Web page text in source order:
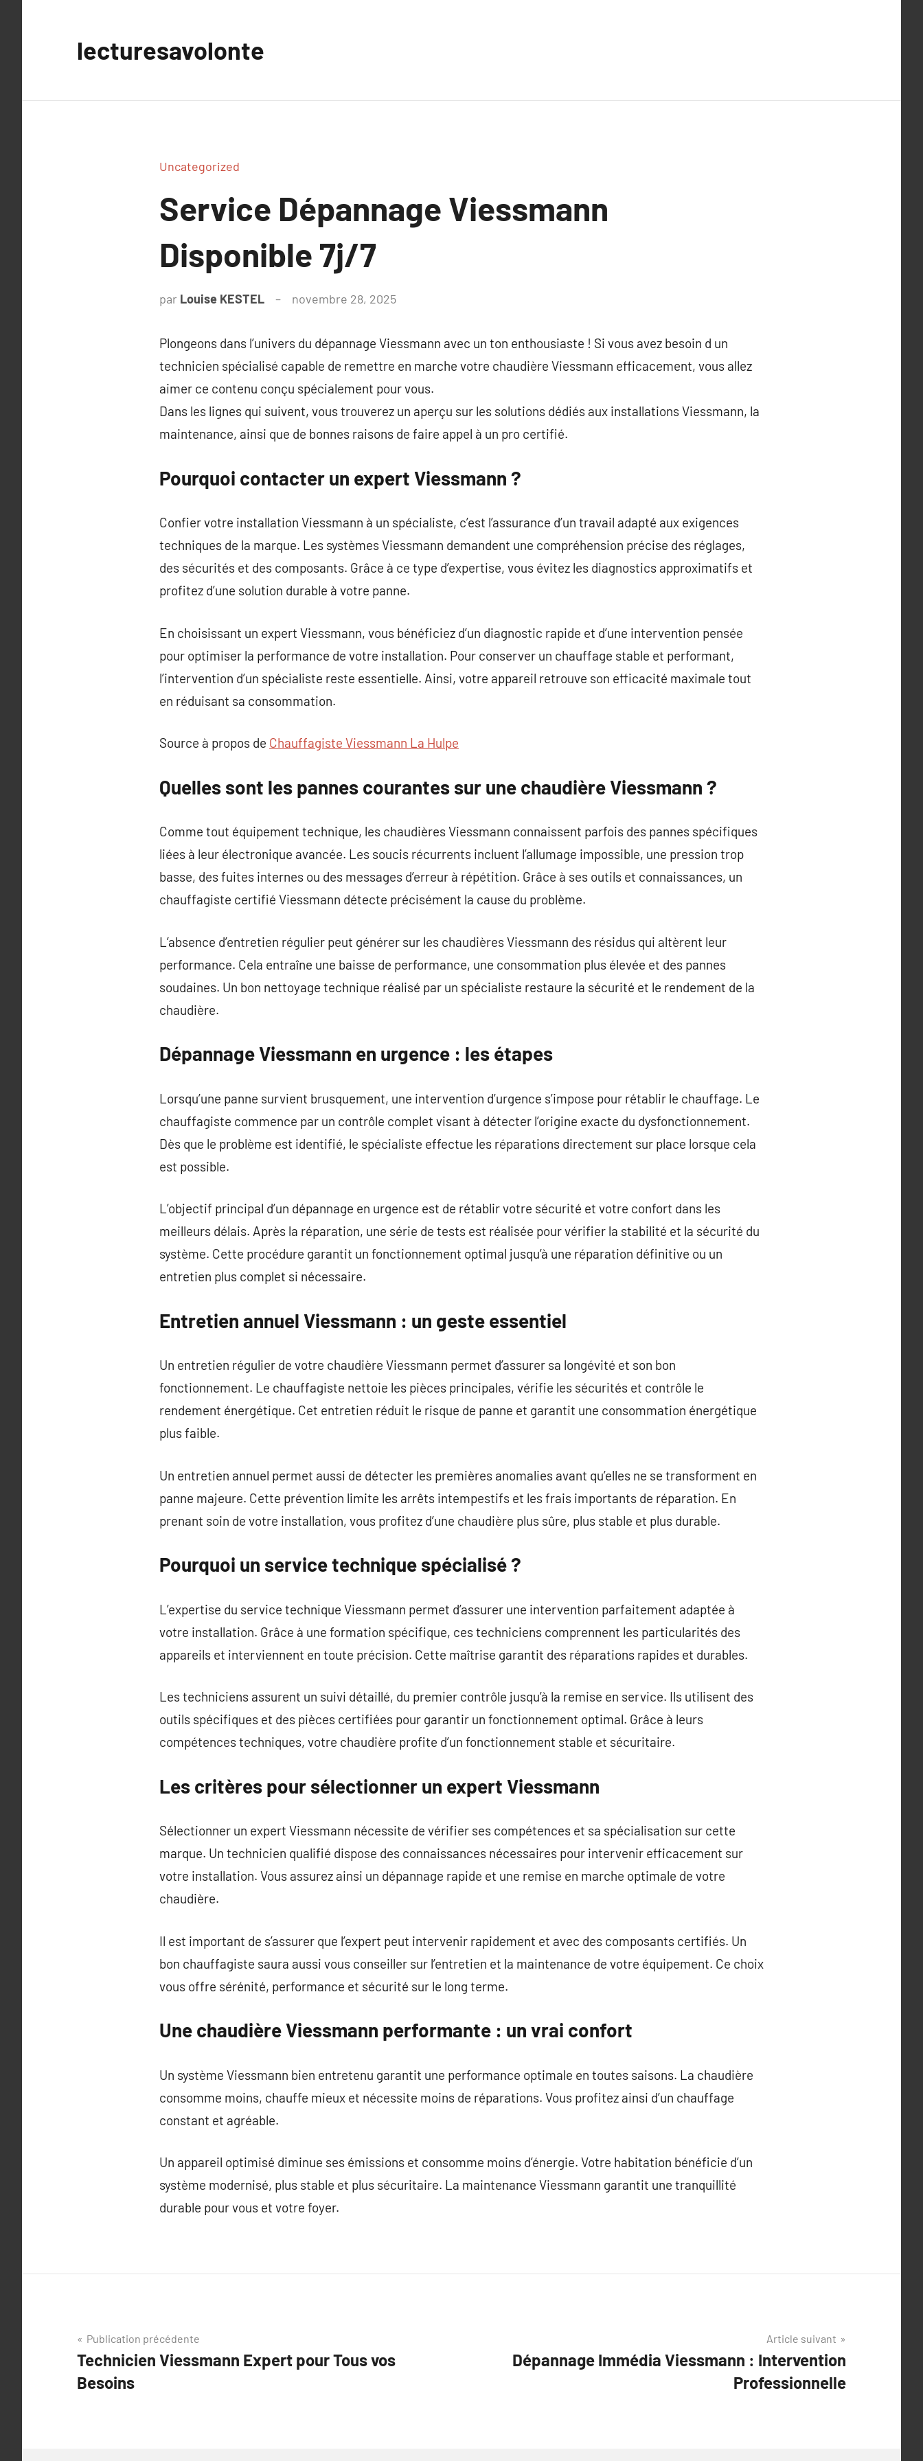
lecturesavolonte
Uncategorized
Service Dépannage Viessmann
Disponible 7j/7
par Louise KESTEL novembre 28, 2025
Plongeons dans l’univers du dépannage Viessmann avec un ton enthousiaste ! Si vous avez besoin d un
technicien spécialisé capable de remettre en marche votre chaudière Viessmann efficacement, vous allez
aimer ce contenu conçu spécialement pour vous.
Dans les lignes qui suivent, vous trouverez un aperçu sur les solutions dédiés aux installations Viessmann, la
maintenance, ainsi que de bonnes raisons de faire appel à un pro certifié.
Pourquoi contacter un expert Viessmann ?
Confier votre installation Viessmann à un spécialiste, c’est l’assurance d’un travail adapté aux exigences
techniques de la marque. Les systèmes Viessmann demandent une compréhension précise des réglages,
des sécurités et des composants. Grâce à ce type d’expertise, vous évitez les diagnostics approximatifs et
profitez d’une solution durable à votre panne.
En choisissant un expert Viessmann, vous bénéficiez d’un diagnostic rapide et d’une intervention pensée
pour optimiser la performance de votre installation. Pour conserver un chauffage stable et performant,
l’intervention d’un spécialiste reste essentielle. Ainsi, votre appareil retrouve son efficacité maximale tout
en réduisant sa consommation.
Source à propos de Chauffagiste Viessmann La Hulpe
Quelles sont les pannes courantes sur une chaudière Viessmann ?
Comme tout équipement technique, les chaudières Viessmann connaissent parfois des pannes spécifiques
liées à leur électronique avancée. Les soucis récurrents incluent l’allumage impossible, une pression trop
basse, des fuites internes ou des messages d’erreur à répétition. Grâce à ses outils et connaissances, un
chauffagiste certifié Viessmann détecte précisément la cause du problème.
L’absence d’entretien régulier peut générer sur les chaudières Viessmann des résidus qui altèrent leur
performance. Cela entraîne une baisse de performance, une consommation plus élevée et des pannes
soudaines. Un bon nettoyage technique réalisé par un spécialiste restaure la sécurité et le rendement de la
chaudière.
Dépannage Viessmann en urgence : les étapes
Lorsqu’une panne survient brusquement, une intervention d’urgence s’impose pour rétablir le chauffage. Le
chauffagiste commence par un contrôle complet visant à détecter l’origine exacte du dysfonctionnement.
Dès que le problème est identifié, le spécialiste effectue les réparations directement sur place lorsque cela
est possible.
L’objectif principal d’un dépannage en urgence est de rétablir votre sécurité et votre confort dans les
meilleurs délais. Après la réparation, une série de tests est réalisée pour vérifier la stabilité et la sécurité du
système. Cette procédure garantit un fonctionnement optimal jusqu’à une réparation définitive ou un
entretien plus complet si nécessaire.
Entretien annuel Viessmann : un geste essentiel
Un entretien régulier de votre chaudière Viessmann permet d’assurer sa longévité et son bon
fonctionnement. Le chauffagiste nettoie les pièces principales, vérifie les sécurités et contrôle le
rendement énergétique. Cet entretien réduit le risque de panne et garantit une consommation énergétique
plus faible.
Un entretien annuel permet aussi de détecter les premières anomalies avant qu’elles ne se transforment en
panne majeure. Cette prévention limite les arrêts intempestifs et les frais importants de réparation. En
prenant soin de votre installation, vous profitez d’une chaudière plus sûre, plus stable et plus durable.
Pourquoi un service technique spécialisé ?
L’expertise du service technique Viessmann permet d’assurer une intervention parfaitement adaptée à
votre installation. Grâce à une formation spécifique, ces techniciens comprennent les particularités des
appareils et interviennent en toute précision. Cette maîtrise garantit des réparations rapides et durables.
Les techniciens assurent un suivi détaillé, du premier contrôle jusqu’à la remise en service. Ils utilisent des
outils spécifiques et des pièces certifiées pour garantir un fonctionnement optimal. Grâce à leurs
compétences techniques, votre chaudière profite d’un fonctionnement stable et sécuritaire.
Les critères pour sélectionner un expert Viessmann
Sélectionner un expert Viessmann nécessite de vérifier ses compétences et sa spécialisation sur cette
marque. Un technicien qualifié dispose des connaissances nécessaires pour intervenir efficacement sur
votre installation. Vous assurez ainsi un dépannage rapide et une remise en marche optimale de votre
chaudière.
Il est important de s’assurer que l’expert peut intervenir rapidement et avec des composants certifiés. Un
bon chauffagiste saura aussi vous conseiller sur l’entretien et la maintenance de votre équipement. Ce choix
vous offre sérénité, performance et sécurité sur le long terme.
Une chaudière Viessmann performante : un vrai confort
Un système Viessmann bien entretenu garantit une performance optimale en toutes saisons. La chaudière
consomme moins, chauffe mieux et nécessite moins de réparations. Vous profitez ainsi d’un chauffage
constant et agréable.
Un appareil optimisé diminue ses émissions et consomme moins d’énergie. Votre habitation bénéficie d’un
système modernisé, plus stable et plus sécuritaire. La maintenance Viessmann garantit une tranquillité
durable pour vous et votre foyer.
Navigation
de
l’article
Publication précédente
Technicien Viessmann Expert pour Tous vos
Besoins
Article suivant
Dépannage Immédia Viessmann : Intervention
Professionnelle